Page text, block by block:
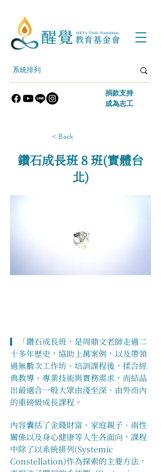
​捐款支持
​成為志工
< Back
鑽石成長班 8 班(實體台
北)
▎「鑽石成長班，是周鼎文老師走過二
十多年歷史，協助上萬案例，以及帶領
過無數次工作坊、培訓課程後，揉合經
典教導、專業技術與實務需求，而結晶
出最適合一般大眾由淺至深、由外而內
的重磅級成長課程。
內容囊括了金錢財富、家庭親子、兩性
關係以及身心健康等人生各面向，課程
中除了以系統排列(Systemic
Constellation)作為探索的主要方法，